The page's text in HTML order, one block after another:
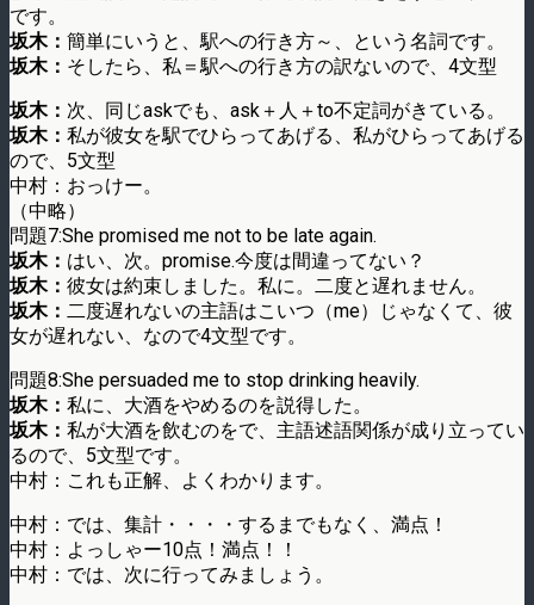
です。
坂木： 簡単にいうと、駅への行き方～、という名詞です。
坂木： そしたら、私＝駅への行き方の訳ないので、4文型
坂木： 次、同じaskでも、ask＋人＋to不定詞がきている。
坂木： 私が彼女を駅でひらってあげる、私がひらってあげる
ので、5文型
中村：おっけー。
（中略）
問題7:She promised me not to be late again.
坂木： はい、次。promise.今度は間違ってない？
坂木： 彼女は約束しました。私に。二度と遅れません。
坂木： 二度遅れないの主語はこいつ（me）じゃなくて、彼
女が遅れない、なので4文型です。
問題8:She persuaded me to stop drinking heavily.
坂木： 私に、大酒をやめるのを説得した。
坂木： 私が大酒を飲むのをで、主語述語関係が成り立ってい
るので、5文型です。
中村：これも正解、よくわかります。
中村：では、集計・・・・するまでもなく、満点！
中村：よっしゃー10点！満点！！
中村：では、次に行ってみましょう。